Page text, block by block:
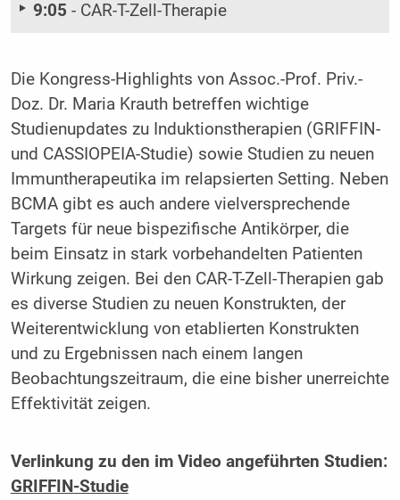
9:05 - CAR-T-Zell-Therapie
Die Kongress-Highlights von Assoc.-Prof. Priv.-
Doz. Dr. Maria Krauth betreffen wichtige
Studienupdates zu Induktionstherapien (GRIFFIN-
und CASSIOPEIA-Studie) sowie Studien zu neuen
Immuntherapeutika im relapsierten Setting. Neben
BCMA gibt es auch andere vielversprechende
Targets für neue bispezifische Antikörper, die
beim Einsatz in stark vorbehandelten Patienten
Wirkung zeigen. Bei den CAR-T-Zell-Therapien gab
es diverse Studien zu neuen Konstrukten, der
Weiterentwicklung von etablierten Konstrukten
und zu Ergebnissen nach einem langen
Beobachtungszeitraum, die eine bisher unerreichte
Effektivität zeigen.
Verlinkung zu den im Video angeführten Studien:
GRIFFIN-Studie